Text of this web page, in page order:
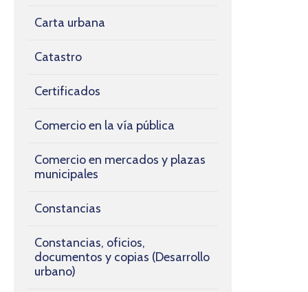
Carta urbana
Catastro
Certificados
Comercio en la vía pública
Comercio en mercados y plazas
municipales
Constancias
Constancias, oficios,
documentos y copias (Desarrollo
urbano)